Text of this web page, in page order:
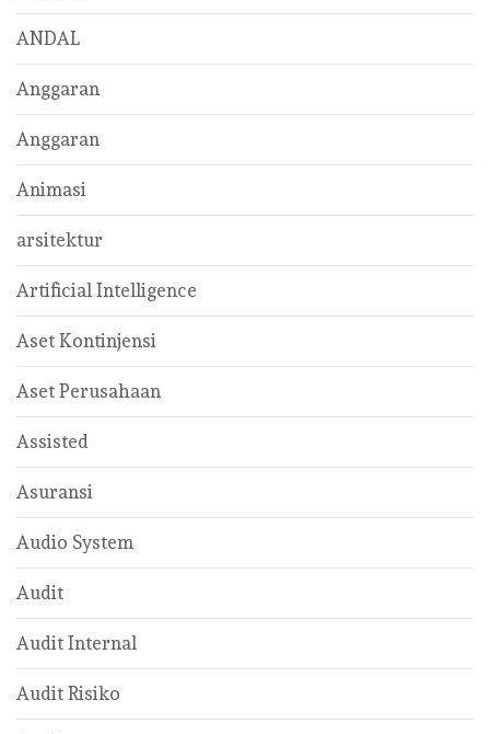
ANDAL
Anggaran
Anggaran
Animasi
arsitektur
Artificial Intelligence
Aset Kontinjensi
Aset Perusahaan
Assisted
Asuransi
Audio System
Audit
Audit Internal
Audit Risiko